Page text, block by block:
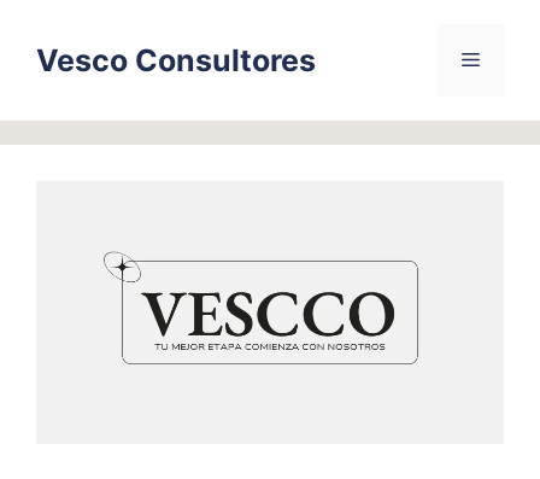
contentVesco Consultores Menu